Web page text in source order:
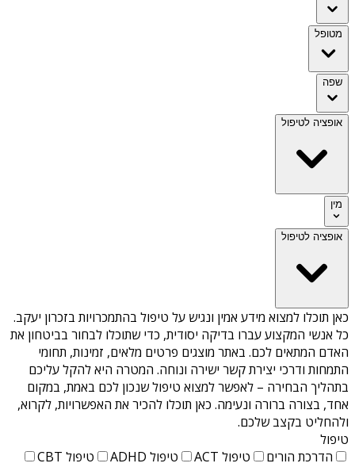
מטופל
שפה
אופציה לטיפול
מין
אופציה לטיפול
כאן תוכלו למצוא מידע אמין ונגיש על טיפול בהתמכרויות בזכרון יעקב.
כל אנשי המקצוע עברו בדיקה יסודית, כדי שתוכלו לבחור בביטחון את
האדם המתאים לכם. באתר מוצגים פרטים מלאים, זמינות, תחומי
התמחות ודרכי יצירת קשר ישירה ונוחה. המטרה היא להקל עליכם
בתהליך הבחירה – לאפשר למצוא טיפול שנכון לכם באמת, במקום
אחד, בצורה ברורה ונעימה. כאן תוכלו להכיר את האפשרויות, לקרוא,
ולהחליט בקצב שלכם.
טיפול
הדרכת הורים
טיפול ACT טיפול ADHD
טיפול CBT